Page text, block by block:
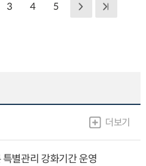
3 4 5
더보기
별관리 강화기간 운영